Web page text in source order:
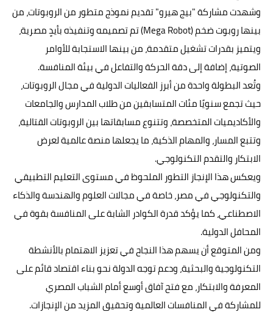
وشهدت مشاركة "بيج هيرو" تقديم نموذج متطور من الروبوتات، من
بينها روبوت ضخم (Mega Robot) تم تصميمه وتنفيذه بأيدٍ مصرية،
ويتميز بقدرات تشغيل متقدمة، من بينها الاستجابة للأوامر
الصوتية، إضافة إلى دقة الحركة والتفاعل في بيئة المنافسة.
وتُعد البطولة واحدة من أبرز الفعاليات الدولية في مجال الروبوتات،
حيث تجمع سنويًا مئات المتسابقين من طلاب المدارس والجامعات
والأكاديميات المتخصصة، وتتنوع مسابقاتها بين الروبوتات القتالية،
وتتبع المسار، والمهام الذكية، ما يجعلها منصة عالمية لعرض
الابتكار والتقدم التكنولوجي.
ويعكس هذا الإنجاز التطور الملحوظ في مستوى التعليم التطبيقي
والتكنولوجي في مصر، خاصة في مجالات العلوم والهندسة والذكاء
الاصطناعي، كما يؤكد قدرة الكوادر الشابة على المنافسة بقوة في
المحافل الدولية.
ومن المتوقع أن يسهم هذا النجاح في تعزيز الاهتمام بالأنشطة
التكنولوجية والبحثية، ودعم توجه الدولة نحو بناء اقتصاد قائم على
المعرفة والابتكار، مع فتح آفاق أوسع أمام الشباب المصري
للمشاركة في المنافسات العالمية وتحقيق المزيد من الإنجازات.